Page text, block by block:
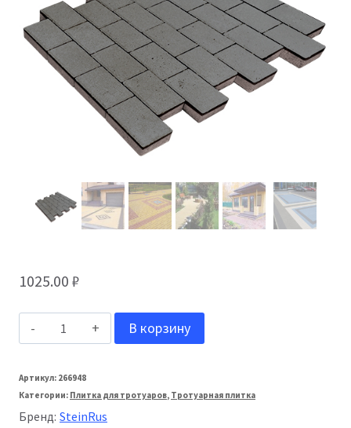
1025.00 ₽
Количество
Stein_Rus:
Тротуарная
В корзину
Артикул: 266948
Категории: Плитка для тротуаров, Тротуарная плитка
Бренд: SteinRus